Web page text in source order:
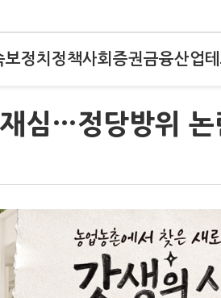
보정치 정책사회 증권금융산업
심…정당방위 논